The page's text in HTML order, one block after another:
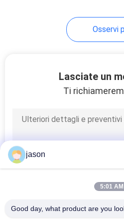
pompa
Pompa
Eaton
Osservi
Lasciate un
Ti
jason
5:01 AM
Good day, what product are you